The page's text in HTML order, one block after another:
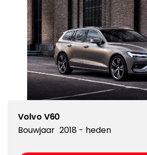
Volvo V60
Bouwjaar 2018 - heden